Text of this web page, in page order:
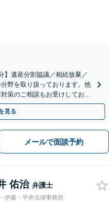
】遺産分割協議／相続放棄／
野を取り扱っております。他
策のご相談もお受けしており
見る
メールで面談予約
佑治 弁護士
伊藤・平井法律事務所